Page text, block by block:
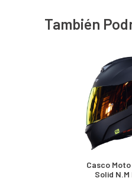
También
Casco
Solid